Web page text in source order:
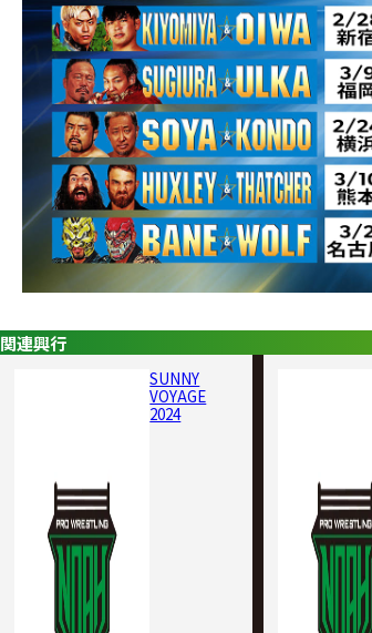
関連興行
SUNNY
VOYAGE
2024